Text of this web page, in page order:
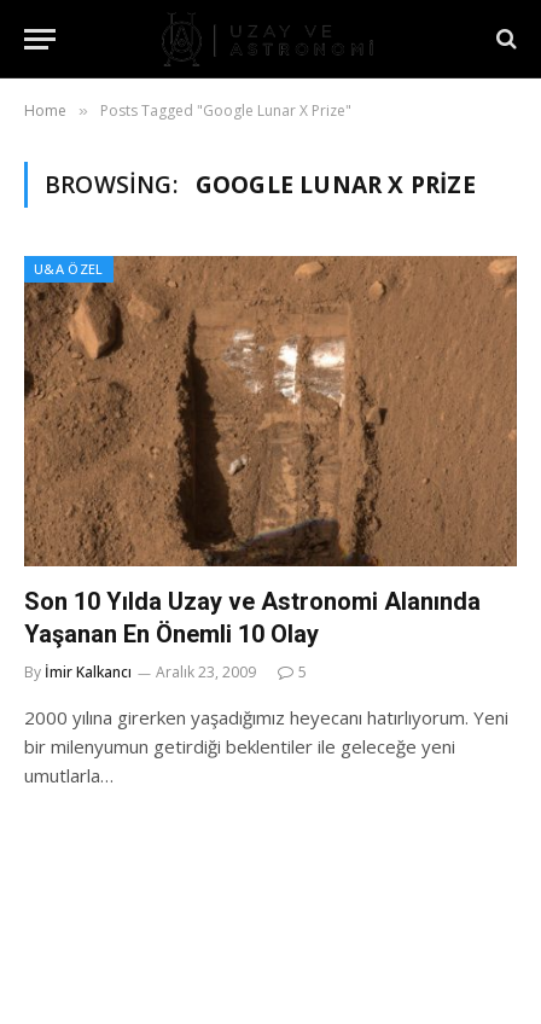
Home » Posts Tagged "Google Lunar X Prize"
BROWSING: GOOGLE LUNAR X PRIZE
U&A ÖZEL
Son 10 Yılda Uzay ve Astronomi Alanında
Yaşanan En Önemli 10 Olay
By İmir Kalkancı Aralık 23, 2009 5
2000 yılına girerken yaşadığımız heyecanı hatırlıyorum. Yeni
bir milenyumun getirdiği beklentiler ile geleceğe yeni
umutlarla…